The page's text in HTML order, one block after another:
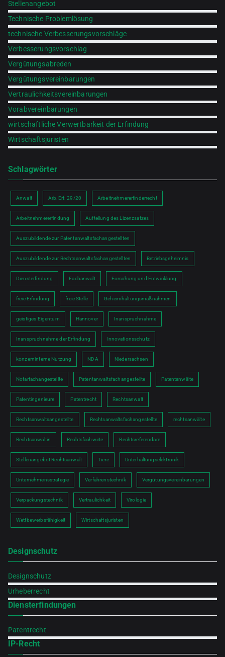
Stellenangebot
Technische Problemlösung
technische Verbesserungsvorschläge
Verbesserungsvorschlag
Vergütungsabreden
Vergütungsvereinbarungen
Vertraulichkeitsvereinbarungen
Vorabvereinbarungen
wirtschaftliche Verwertbarkeit der Erfindung
Wirtschaftsjuristen
Schlagwörter
Anwalt Arb.Erf. 29/20 Arbeitnehmererfinderrecht
Arbeitnehmererfindung Aufteilung des Lizenzsatzes
Auszubildende zur Patentanwaltsfachangestellten
Auszubildende zur Rechtsanwaltsfachangestellten Betriebsgeheimnis
Diensterfindung Fachanwalt Forschung und Entwicklung
freie Erfindung freie Stelle Geheimhaltungsmaßnahmen
geistiges Eigentum Hannover Inanspruchnahme
Inanspruchnahme der Erfindung Innovationsschutz
konzerninterne Nutzung NDA Niedersachsen
Notarfachangestellte Patentanwaltsfachangestellte Patentanwälte
Patentingenieure Patentrecht Rechtsanwalt
Rechtsanwaltsangestellte Rechtsanwaltsfachangestellte rechtsanwälte
Rechtsanwältin Rechtsfachwirte Rechtsreferendare
Stellenangebot Rechtsanwalt Tiere Unterhaltungselektronik
Unternehmensstrategie Verfahrenstechnik Vergütungsvereinbarungen
Verpackungstechnik Vertraulichkeit Virologie
Wettbewerbsfähigkeit Wirtschaftsjuristen
Designschutz
Designschutz
Urheberrecht
Diensterfindungen
Patentrecht
IP-Recht